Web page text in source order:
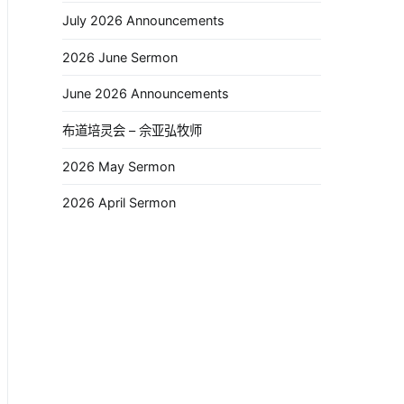
July 2026 Announcements
2026 June Sermon
June 2026 Announcements
布道培灵会 – 佘亚弘牧师
2026 May Sermon
2026 April Sermon